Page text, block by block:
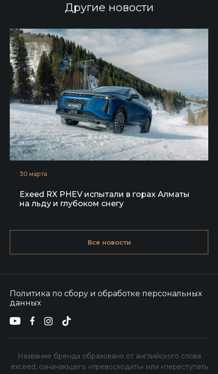
Другие новости
30 марта
Exeed RX PHEV испытали в горах Алматы
на льду и глубоком снегу
Все новости
Название бренда образовано от английского слова
exceed, означающего «превосходить» или «переступать
Политика по сбору и обработке персональных
данных